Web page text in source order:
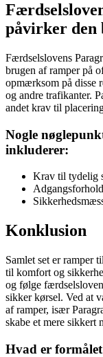
påvirker den
Færdselslovens
brugen af ramper på
opmærksom på disse
og andre trafikanter.
andet krav til
Nogle
inkluderer:
Krav til tydelig
Konklusion
Samlet set er ramper
til komfort og
og følge
sikker kørsel. Ved at
af ramper, især
skabe et mere sikkert
Hvad er